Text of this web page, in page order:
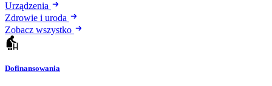
Urządzenia
Zdrowie i uroda
Zobacz wszystko
Dofinansowania